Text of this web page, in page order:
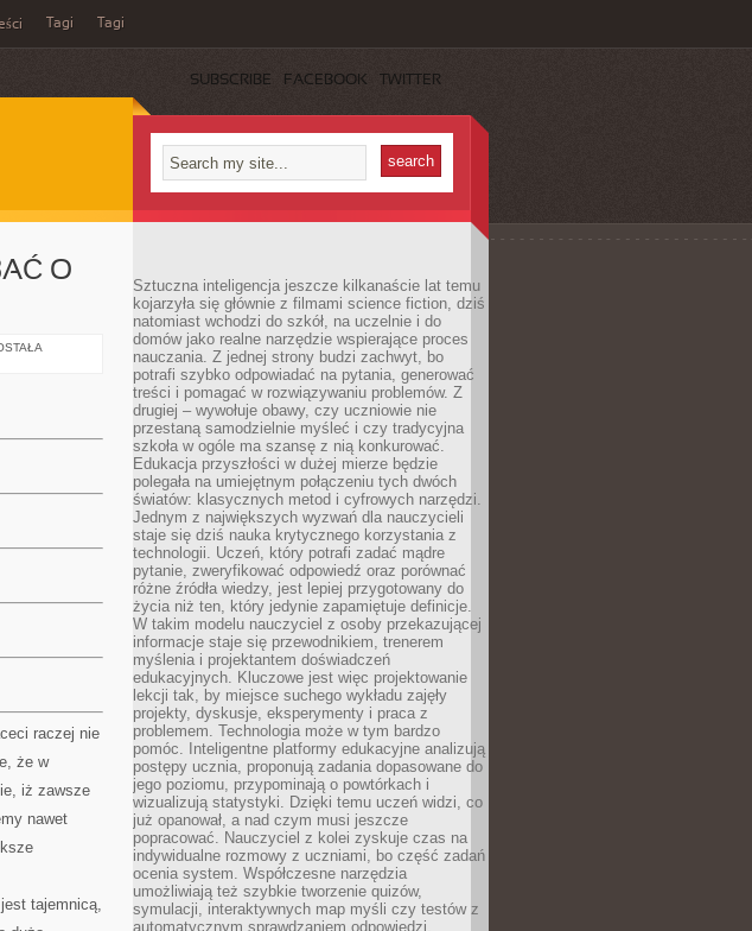
Tagi Tagi
SUBSCRIBE FACEBOOK TWITTER
O
raczej nie
że w
iż zawsze
nawet
tajemnicą,
Sztuczna inteligencja jeszcze kilkanaście lat temu
kojarzyła się głównie z filmami science fiction, dziś
natomiast wchodzi do szkół, na uczelnie i do
domów jako realne narzędzie wspierające proces
nauczania. Z jednej strony budzi zachwyt, bo
potrafi szybko odpowiadać na pytania, generować
treści i pomagać w rozwiązywaniu problemów. Z
drugiej – wywołuje obawy, czy uczniowie nie
przestaną samodzielnie myśleć i czy tradycyjna
szkoła w ogóle ma szansę z nią konkurować.
Edukacja przyszłości w dużej mierze będzie
polegała na umiejętnym połączeniu tych dwóch
światów: klasycznych metod i cyfrowych narzędzi.
Jednym z największych wyzwań dla nauczycieli
staje się dziś nauka krytycznego korzystania z
technologii. Uczeń, który potrafi zadać mądre
pytanie, zweryfikować odpowiedź oraz porównać
różne źródła wiedzy, jest lepiej przygotowany do
życia niż ten, który jedynie zapamiętuje definicje.
W takim modelu nauczyciel z osoby przekazującej
informacje staje się przewodnikiem, trenerem
myślenia i projektantem doświadczeń
edukacyjnych. Kluczowe jest więc projektowanie
lekcji tak, by miejsce suchego wykładu zajęły
projekty, dyskusje, eksperymenty i praca z
problemem. Technologia może w tym bardzo
pomóc. Inteligentne platformy edukacyjne analizują
postępy ucznia, proponują zadania dopasowane do
jego poziomu, przypominają o powtórkach i
wizualizują statystyki. Dzięki temu uczeń widzi, co
już opanował, a nad czym musi jeszcze
popracować. Nauczyciel z kolei zyskuje czas na
indywidualne rozmowy z uczniami, bo część zadań
ocenia system. Współczesne narzędzia
umożliwiają też szybkie tworzenie quizów,
symulacji, interaktywnych map myśli czy testów z
automatycznym sprawdzaniem odpowiedzi.